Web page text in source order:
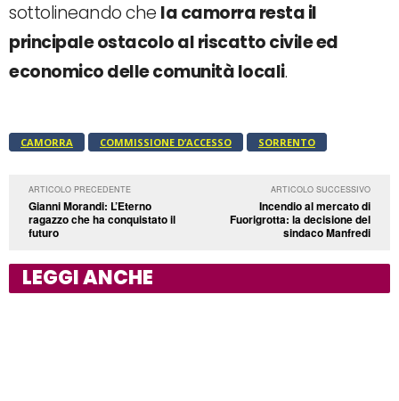
sottolineando che la camorra resta il
principale ostacolo al riscatto civile ed
economico delle comunità locali.
CAMORRA COMMISSIONE D’ACCESSO SORRENTO
ARTICOLO PRECEDENTE
Gianni Morandi: L’Eterno
ragazzo che ha conquistato il
futuro
ARTICOLO SUCCESSIVO
Incendio al mercato di
Fuorigrotta: la decisione del
sindaco Manfredi
LEGGI ANCHE